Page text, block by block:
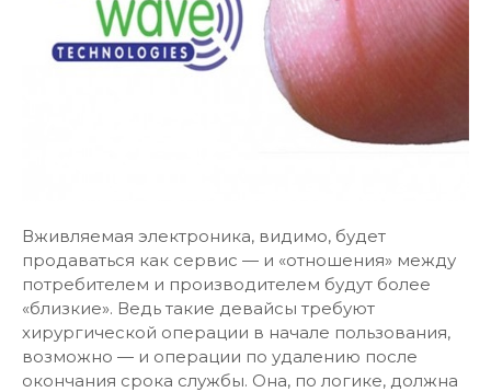
Вживляемая электроника, видимо, будет
продаваться как сервис — и «отношения» между
потребителем и производителем будут более
«близкие». Ведь такие девайсы требуют
хирургической операции в начале пользования,
возможно — и операции по удалению после
окончания срока службы. Она, по логике, должна